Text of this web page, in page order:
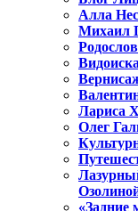
Алла
Михаил
Лариса
Олег